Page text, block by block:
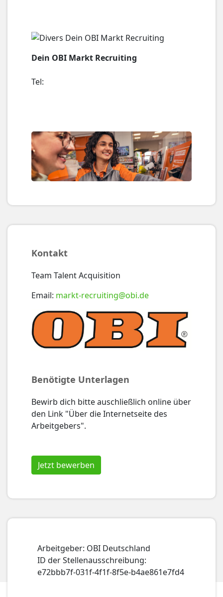
Dein OBI Markt Recruiting
Tel:
Kontakt
Team Talent Acquisition
Email: markt-recruiting@obi.de
Benötigte Unterlagen
Bewirb dich bitte auschließlich online über
den Link "Über die Internetseite des
Arbeitgebers".
Jetzt bewerben
Arbeitgeber: OBI Deutschland
ID der Stellenausschreibung:
e72bbb7f-031f-4f1f-8f5e-b4ae861e7fd4